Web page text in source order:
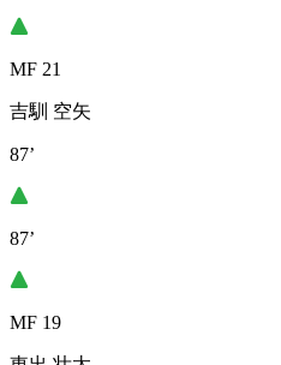
MF 21
吉馴 空矢
87’
87’
MF 19